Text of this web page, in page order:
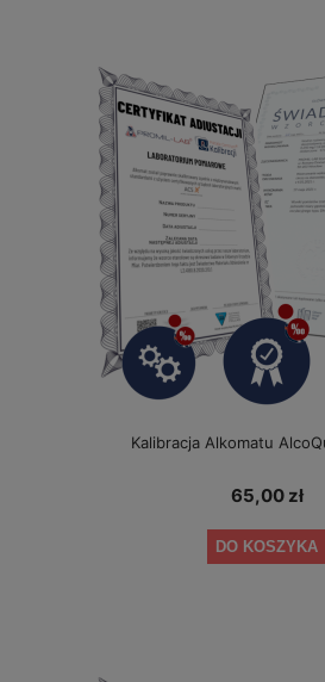
Kalibracja Alkomatu
65,00 zł
DO KOSZYKA